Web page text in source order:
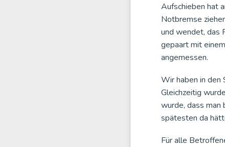
Aufschieben hat
Notbremse
und wendet, das
gepaart mit
angemessen.
Wir haben in den
Gleichzeitig
wurde, dass man
spätesten da
Für alle